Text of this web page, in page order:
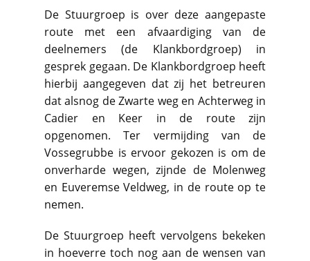
De Stuurgroep is over deze aangepaste
route met een afvaardiging van de
deelnemers (de Klankbordgroep) in
gesprek gegaan. De Klankbordgroep heeft
hierbij aangegeven dat zij het betreuren
dat alsnog de Zwarte weg en Achterweg in
Cadier en Keer in de route zijn
opgenomen. Ter vermijding van de
Vossegrubbe is ervoor gekozen is om de
onverharde wegen, zijnde de Molenweg
en Euveremse Veldweg, in de route op te
nemen.
De Stuurgroep heeft vervolgens bekeken
in hoeverre toch nog aan de wensen van